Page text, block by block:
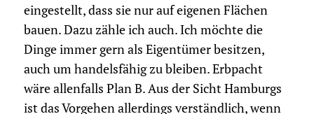
eingestellt, dass sie nur auf eigenen Flächen
bauen. Dazu zähle ich auch. Ich möchte die
Dinge immer gern als Eigentümer besitzen,
auch um handelsfähig zu bleiben. Erbpacht
wäre allenfalls Plan B. Aus der Sicht Hamburgs
ist das Vorgehen allerdings verständlich, wenn